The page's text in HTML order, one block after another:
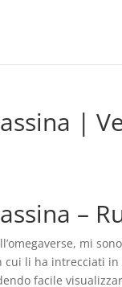
|
–
mi
li ha intrecciati
facile